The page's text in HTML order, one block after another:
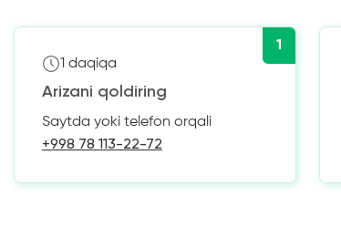
1
1 daqiqa
Arizani qoldiring
Saytda yoki telefon orqali
+998 78 113-22-72